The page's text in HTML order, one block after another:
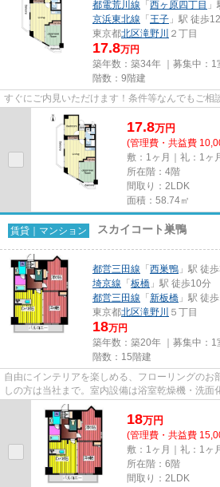
都電荒川線 「 西ヶ原四丁目
京浜東北線 「 王子 」駅 徒歩
東京都北区滝野川 ２丁目
17.8万円
築年数：築34年 ｜募集中： 1
階数：9階建
すぐにご内見いただけます！条件等なんでもご相
17.8万円
(管理費・共益費
敷：1ヶ月｜礼：1ヶ
所在階：4階
間取り：2LDK
面積：58.74㎡
賃貸｜マンション スカイコート巣鴨
都営三田線 「 西巣鴨 」駅 徒
埼京線 「 板橋 」駅 徒歩10分
都営三田線 「 新板橋 」駅 徒
東京都北区滝野川 ５丁目
18万円
築年数：築20年 ｜募集中： 1
階数：15階建
自由にインテリアを楽しめる、フローリングのお
しの方は当社まで。室内設備は浴室乾燥機・洗面
過ごしやすいお部屋になってお...
18万円
(管理費・共益費
敷：1ヶ月｜礼：1ヶ
所在階：6階
間取り：2LDK